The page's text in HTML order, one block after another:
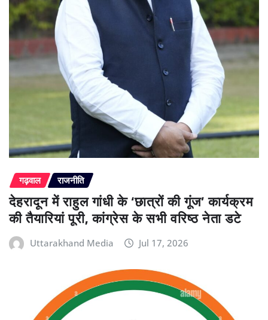
गढ़वाल राजनीति
देहरादून में राहुल गांधी के ‘छात्रों की गूंज’ कार्यक्रम
की तैयारियां पूरी, कांग्रेस के सभी वरिष्ठ नेता डटे
Uttarakhand Media Jul 17, 2026